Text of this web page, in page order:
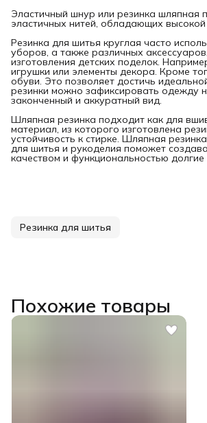
Эластичный шнур или резинка шляпная
эластичных нитей, обладающих
Резинка для шитья круглая часто
уборов, а также различных
изготовления детских поделок.
игрушки или элементы декора. Кроме
обуви. Это позволяет достичь
резинки можно зафиксировать одежду
законченный и аккуратный вид.
Шляпная резинка подходит как для
материал, из которого изготовлена
устойчивость к стирке. Шляпная
для шитья и рукоделия поможет
качеством и функциональностью долгие
Резинка для шитья
Похожие товары